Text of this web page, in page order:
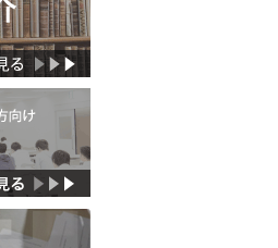
ティング